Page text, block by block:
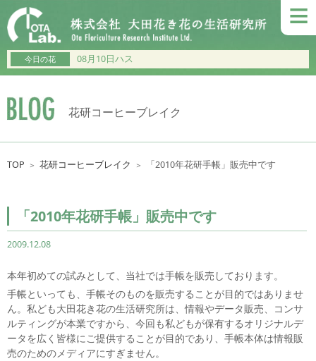
≡
今日の花 08月10日ハス
花研コーヒーブレイク
TOP ＞ 花研コーヒーブレイク ＞ 「2010年花研手帳」販売中です
「2010年花研手帳」販売中です
2009.12.08
本年初めての試みとして、当社では手帳を販売しております。
手帳といっても、手帳そのものを販売することが目的ではありませ
ん。私ども大田花き花の生活研究所は、情報やデータ販売、コンサ
ルティングが本業ですから、今回も私どもが保有するオリジナルデ
ータを広く皆様にご提供することが目的であり、手帳本体は情報販
売のためのメディアにすぎません。